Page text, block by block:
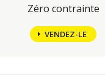
Zéro contrainte
VENDEZ-LE